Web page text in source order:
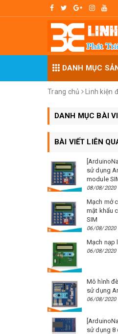
DANH MỤC
Trang chủ Linh kiện
DANH MỤC BÀI
BÀI VIẾT LIÊN
sử dụng
module
08/08/2020
Mạch mở
mật khẩu
SIM
06/08/2020
Mạch nạp
06/08/2020
Mô hình
sử dụng
06/08/2020
sử dụng 8